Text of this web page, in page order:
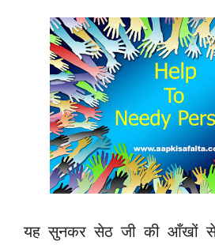
यह सुनकर सेठ जी की आँखों